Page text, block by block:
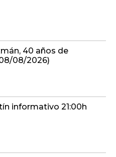
40 años de
08/2026)
informativo 21:00h